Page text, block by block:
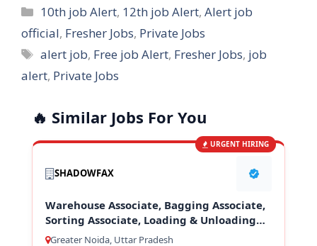
Categories
10th job Alert, 12th job Alert,Alert job
official, Fresher Jobs, Private Jobs
Tags
alert job, Free job Alert, Fresher Jobs, job
alert, Private Jobs
🔥 Similar Jobs For You
URGENT HIRING
SHADOWFAX
Warehouse Associate, Bagging Associate,
Sorting Associate, Loading & Unloading
Staff
Greater Noida, Uttar Pradesh